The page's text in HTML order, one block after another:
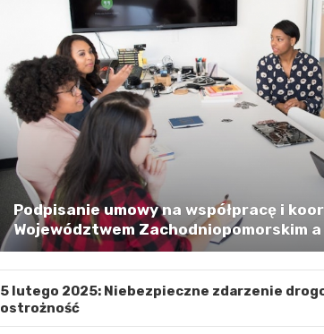
Podpisanie umowy na współpracę i
Województwem Zachodniopomorskim
5 lutego 2025: Niebezpieczne zdarzenie
ostrożność